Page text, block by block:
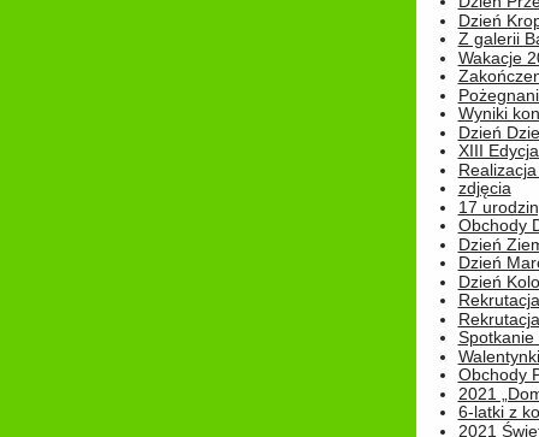
Dzień
Z galerii
Wakacje
Wyniki
Dzień
XIII
zdjęcia
17
Obchody
Dzień
Dzień
Dzień
Rekrutacja
Spotkanie
Obchody
2021
6-latki z
2021